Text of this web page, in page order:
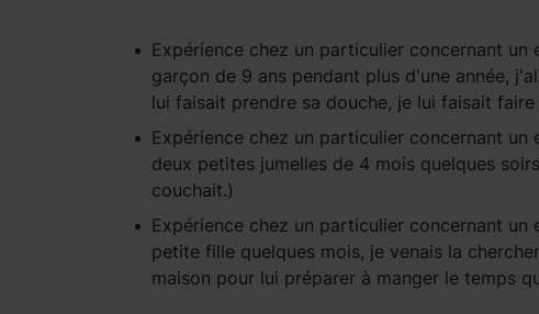
Expérience chez un particulierconcernant un
garçon de 9 ans pendant plus d'une année,
lui faisait prendre sa douche, je lui faisait
Expérience chez un particulierconcernant un
deux petites jumelles de 4 mois quelques
couchait.)
Expérience chez un particulierconcernant un
petite fille quelques mois, je venais la
maison pour lui préparer à manger le temps